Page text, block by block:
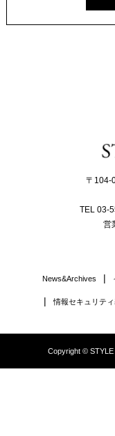
〒104-
TEL 03-
営
News&Archives
情報セキュリテ
Copyright © STYLE